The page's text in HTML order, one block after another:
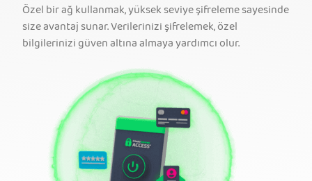
Özel bir ağ kullanmak, yüksek seviye şifreleme sayesinde
size avantaj sunar. Verilerinizi şifrelemek, özel
bilgilerinizi güven altına almaya yardımcı olur.